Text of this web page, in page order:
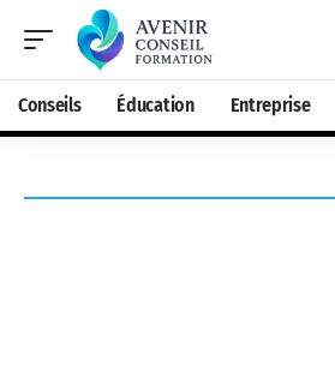
Conseils Éducation Entreprise